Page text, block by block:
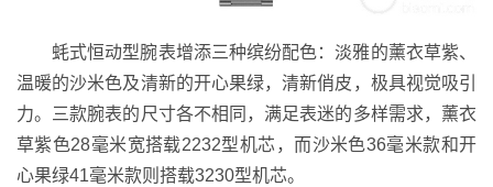
蚝式恒动型腕表增添三种缤纷配色：淡雅的薰衣草紫、
温暖的沙米色及清新的开心果绿，清新俏皮，极具视觉吸引
力。三款腕表的尺寸各不相同，满足表迷的多样需求，薰衣
草紫色28毫米宽搭载2232型机芯，而沙米色36毫米款和开
心果绿41毫米款则搭载3230型机芯。